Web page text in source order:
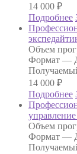
14 000 ₽
Подробнее
Объем
Формат —
14 000 ₽
Подробнее
Объем
Формат —